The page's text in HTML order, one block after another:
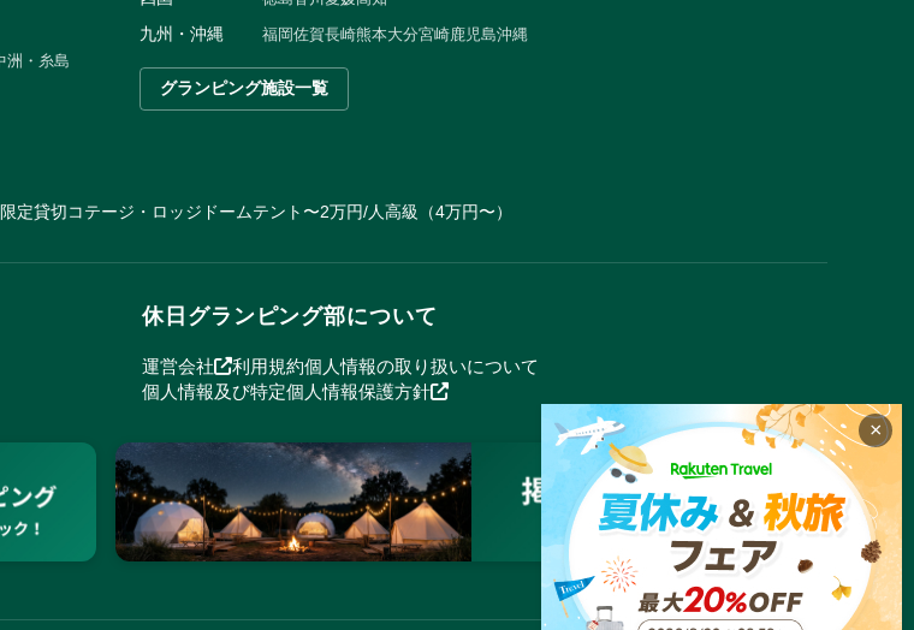
×
洲・糸島
九州・沖縄 福岡佐賀長崎熊本大分宮崎鹿児島沖縄
グランピング施設一覧
定貸切コテージ・ロッジ ドームテント 〜2万円/人高級（4万円〜）
休日グランピング部について
運営会社 利用規約個人情報の取り扱いについて
個人情報及び特定個人情報保護方針